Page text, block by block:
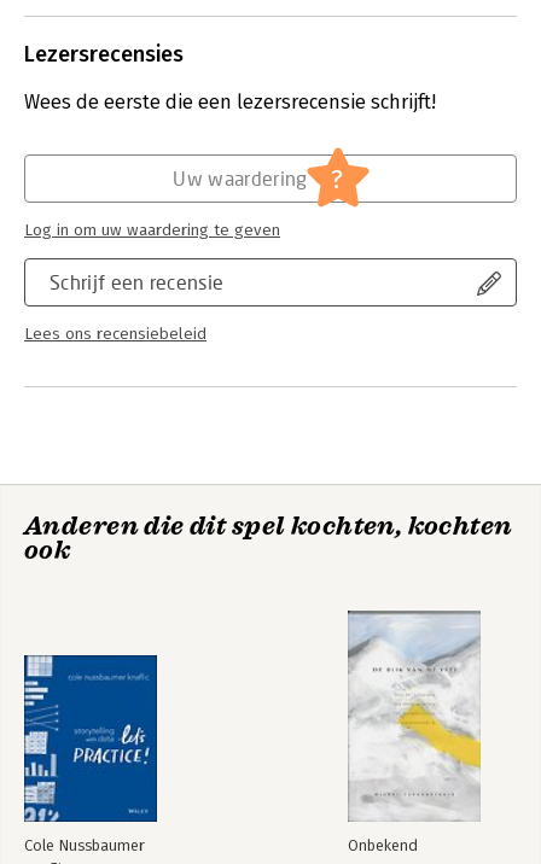
Lezersrecensies
Wees de eerste die een lezersrecensie schrijft!
Schrijf een recensie
Lees ons recensiebeleid
Uw waardering ?
Log in om uw waardering te geven
Anderen die dit spel kochten, kochten
ook
Cole Nussbaumer
Onbekend